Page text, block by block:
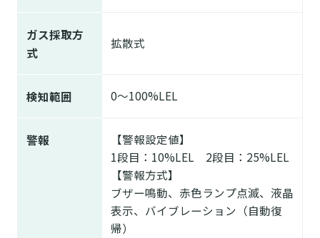
ガス採取方
式
拡散式
検知範囲 0～100%LEL
警報
【警報設定値】
1段目：10%LEL 2段目：25%LEL
【警報方式】
ブザー鳴動、赤色ランプ点滅、液晶
表示、バイブレーション（自動復
帰）